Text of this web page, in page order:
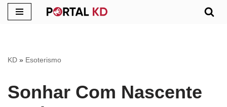
conteúdo
KD » Esoterismo
Sonhar Com Nascente